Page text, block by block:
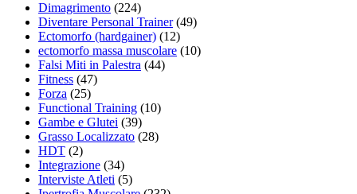
Dimagrimento (224)
Diventare Personal Trainer(49)
Ectomorfo (hardgainer) (12)
ectomorfo massa muscolare (10)
Falsi Miti in Palestra (44)
Fitness (47)
Forza (25)
Functional Training (10)
Gambe e Glutei (39)
Grasso Localizzato (28)
HDT (2)
Integrazione (34)
Interviste Atleti (5)